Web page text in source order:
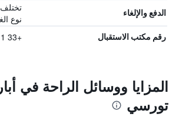
الدفع والإلغاء
نوع
رقم مكتب الاستقبال +33 1 64 02 51 50
المزايا ووسائل الراحة في
تورسي